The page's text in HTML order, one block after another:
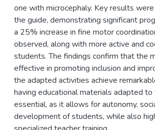
one with microcephaly. Key results
the guide, demonstrating significant
a 25% increase in fine motor
observed, along with more active and
students. The findings confirm that the
effective in promoting inclusion and
the adapted activities achieve
having educational materials adapted
essential, as it allows for autonomy,
development of students, while also